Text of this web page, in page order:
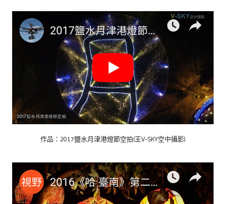
作品： 2017鹽水月津港燈節空拍(王V-SKY空中攝影)